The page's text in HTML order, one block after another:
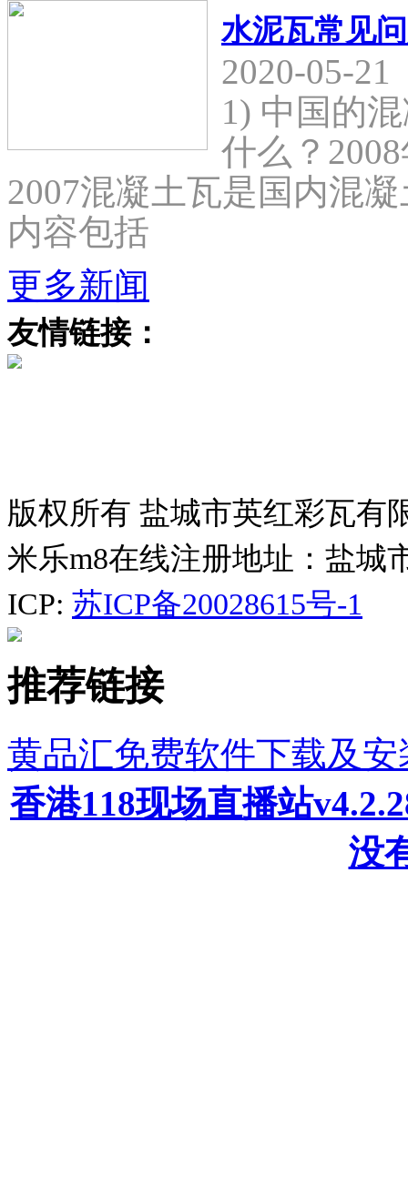
水泥瓦常见
2020-05-21
1) 中国的
什么？
2007混凝土瓦是国内混
内容包括
更多新闻
友情链接：
版权所有 盐城市英红彩瓦有
米乐m8在线注册地址：盐城
ICP: 苏ICP备20028615号-1
推荐链接
黄品汇免费软件下载及安
香港118现场直播站
没